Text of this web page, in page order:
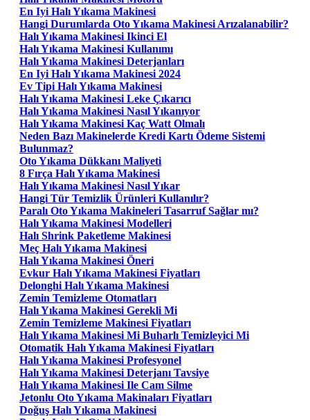
En Iyi Halı Yıkama Makinesi
Hangi Durumlarda Oto Yıkama Makinesi Arızalanabilir?
Halı Yıkama Makinesi Ikinci El
Halı Yıkama Makinesi Kullanımı
Halı Yıkama Makinesi Deterjanları
En Iyi Halı Yıkama Makinesi 2024
Ev Tipi Halı Yıkama Makinesi
Halı Yıkama Makinesi Leke Çıkarıcı
Halı Yıkama Makinesi Nasıl Yıkanıyor
Halı Yıkama Makinesi Kaç Watt Olmalı
Neden Bazı Makinelerde Kredi Kartı Ödeme Sistemi
Bulunmaz?
Oto Yıkama Dükkanı Maliyeti
8 Fırça Halı Yıkama Makinesi
Halı Yıkama Makinesi Nasıl Yıkar
Hangi Tür Temizlik Ürünleri Kullanılır?
Paralı Oto Yıkama Makineleri Tasarruf Sağlar mı?
Halı Yıkama Makinesi Modelleri
Halı Shrink Paketleme Makinesi
Meç Halı Yıkama Makinesi
Halı Yıkama Makinesi Öneri
Evkur Halı Yıkama Makinesi Fiyatları
Delonghi Halı Yıkama Makinesi
Zemin Temizleme Otomatları
Halı Yıkama Makinesi Gerekli Mi
Zemin Temizleme Makinesi Fiyatları
Halı Yıkama Makinesi Mi Buharlı Temizleyici Mi
Otomatik Halı Yıkama Makinesi Fiyatları
Halı Yıkama Makinesi Profesyonel
Halı Yıkama Makinesi Deterjanı Tavsiye
Halı Yıkama Makinesi Ile Cam Silme
Jetonlu Oto Yıkama Makinaları Fiyatları
Doğuş Halı Yıkama Makinesi